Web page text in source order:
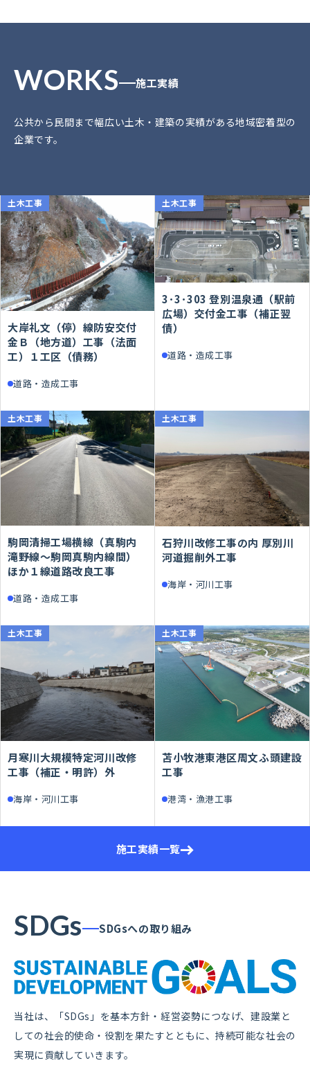
WORKS 施工実績
公共から民間まで幅広い土木・建築の実績がある地域密着型の
企業です。
土木工事
⼤岸礼⽂（停）線防安交付
⾦Ｂ（地⽅道）⼯事（法⾯
⼯）１⼯区（債務）
道路・造成工事
土木工事
3･3･303 登別温泉通（駅前
広場）交付金工事（補正翌
債）
道路・造成工事
土木工事
駒岡清掃工場横線（真駒内
滝野線～駒岡真駒内線間）
ほか１線道路改良工事
道路・造成工事
土木工事
石狩川改修工事の内 厚別川
河道掘削外工事
海岸・河川工事
土木工事
月寒川大規模特定河川改修
工事（補正・明許）外
海岸・河川工事
土木工事
苫小牧港東港区周文ふ頭建設
工事
港湾・漁港工事
施工実績一覧
SDGs SDGsへの取り組み
当社は、「SDGs」を基本方針・経営姿勢につなげ、建設業と
しての社会的使命・役割を果たすとともに、持続可能な社会の
実現に貢献していきます。